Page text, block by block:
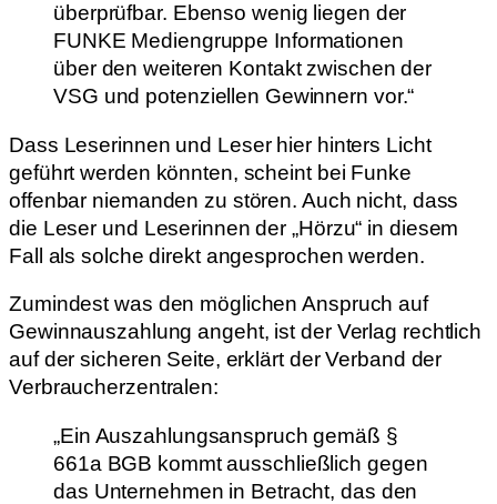
überprüfbar. Ebenso wenig liegen der
FUNKE Mediengruppe Informationen
über den weiteren Kontakt zwischen der
VSG und potenziellen Gewinnern vor.“
Dass Leserinnen und Leser hier hinters Licht
geführt werden könnten, scheint bei Funke
offenbar niemanden zu stören. Auch nicht, dass
die Leser und Leserinnen der „Hörzu“ in diesem
Fall als solche direkt angesprochen werden.
Zumindest was den möglichen Anspruch auf
Gewinnauszahlung angeht, ist der Verlag rechtlich
auf der sicheren Seite, erklärt der Verband der
Verbraucherzentralen:
„Ein Auszahlungsanspruch gemäß §
661a BGB kommt ausschließlich gegen
das Unternehmen in Betracht, das den